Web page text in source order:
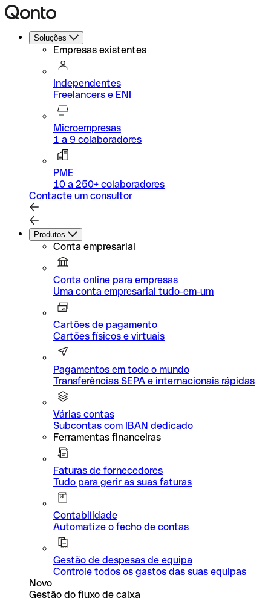
Soluções
Empresas existentes
Independentes
Freelancers e ENI
Microempresas
1 a 9 colaboradores
PME
10 a 250+ colaboradores
Contacte um consultor
Produtos
Conta empresarial
Conta online para empresas
Uma conta empresarial tudo-em-um
Cartões de pagamento
Cartões físicos e virtuais
Pagamentos em todo o mundo
Transferências SEPA e internacionais rápidas
Várias contas
Subcontas com IBAN dedicado
Ferramentas financeiras
Faturas de fornecedores
Tudo para gerir as suas faturas
Contabilidade
Automatize o fecho de contas
Gestão de despesas de equipa
Controle todos os gastos das suas equipas
Novo
Gestão do fluxo de caixa